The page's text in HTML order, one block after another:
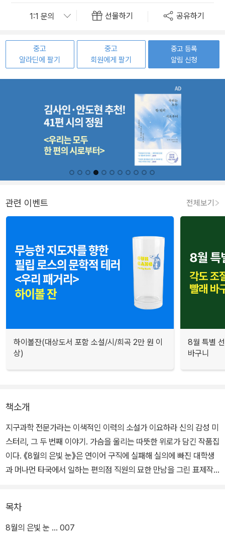
선물하기 공유하기
중고
알라딘에 팔기
중고
회원에게 팔기
중고 등록
알림 신청
관련 이벤트 전체보기
하이볼잔(대상도서 포함 소설/시/희곡 2만 원 이
상)
8월 특별
바구니
책소개
지구과학 전문가라는 이색적인 이력의 소설가 이요하라 신의 감성 미
스터리, 그 두 번째 이야기. 가슴을 울리는 따뜻한 위로가 담긴 작품집
이다. 《8월의 은빛 눈》은 연이어 구직에 실패해 실의에 빠진 대학생
과 머나먼 타국에서 일하는 편의점 직원의 묘한 만남을 그린 표제작
지구과학 전문가라는 이색적인 이력의 소설가 이요하라 신이 작가로
목차
8월의 은빛 눈 … 007